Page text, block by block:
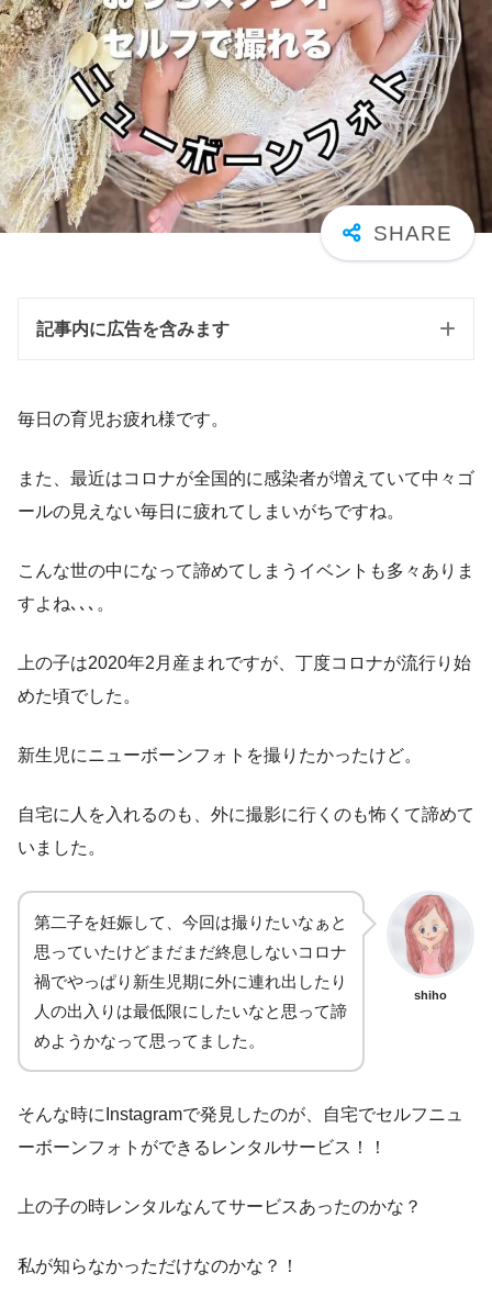
記事内に広告を含みます
毎日の育児お疲れ様です。
また、最近はコロナが全国的に感染者が増えていて中々ゴ
ールの見えない毎日に疲れてしまいがちですね。
こんな世の中になって諦めてしまうイベントも多々ありま
すよね､､､。
上の子は2020年2月産まれですが、丁度コロナが流行り始
めた頃でした。
新生児にニューボーンフォトを撮りたかったけど。
自宅に人を入れるのも、外に撮影に行くのも怖くて諦めて
いました。
第二子を妊娠して、今回は撮りたいなぁと
思っていたけどまだまだ終息しないコロナ
禍でやっぱり新生児期に外に連れ出したり
人の出入りは最低限にしたいなと思って諦
めようかなって思ってました。
shiho
そんな時にInstagramで発見したのが、自宅でセルフニュ
ーボーンフォトができるレンタルサービス！！
上の子の時レンタルなんてサービスあったのかな？
私が知らなかっただけなのかな？！